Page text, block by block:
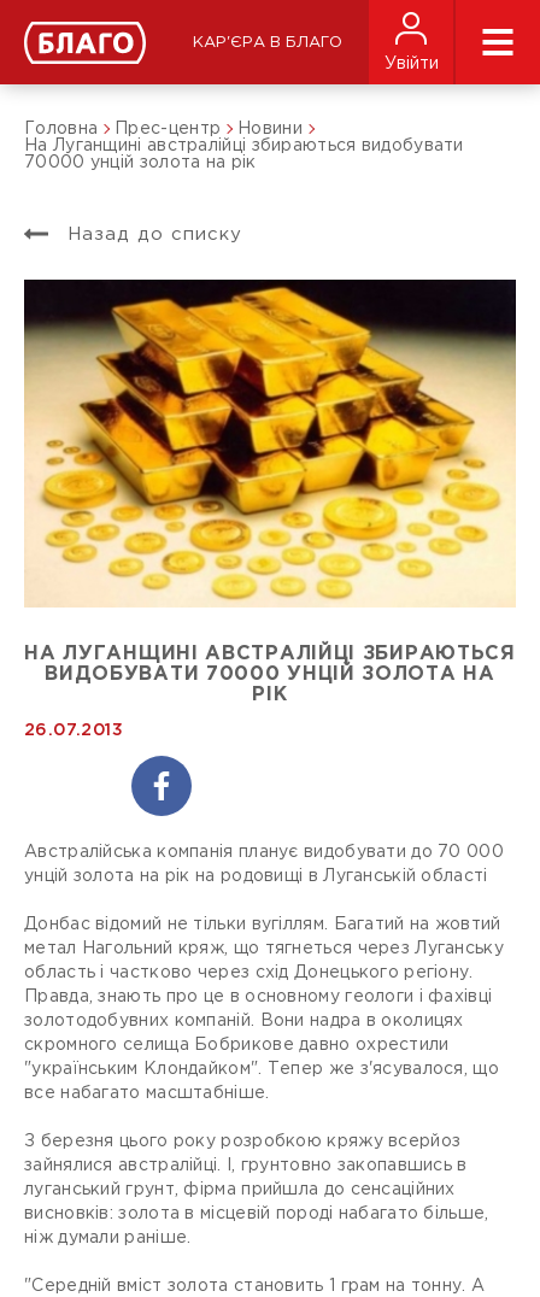
КАР'ЄРА В БЛАГО
Увійти
Головна Прес-центр
Новини
На Луганщині австралійці збираються видобувати
70000 унцій золота на рік
Назад до списку
НА ЛУГАНЩИНІ АВСТРАЛІЙЦІ ЗБИРАЮТЬСЯ
ВИДОБУВАТИ 70000 УНЦІЙ ЗОЛОТА НА
РІК
26.07.2013
Австралійська компанія планує видобувати до 70 000
унцій золота на рік на родовищі в Луганській області
Донбас відомий не тільки вугіллям. Багатий на жовтий
метал Нагольний кряж, що тягнеться через Луганську
область і частково через схід Донецького регіону.
Правда, знають про це в основному геологи і фахівці
золотодобувних компаній. Вони надра в околицях
скромного селища Бобрикове давно охрестили
"українським Клондайком". Тепер же з'ясувалося, що
все набагато масштабніше.
З березня цього року розробкою кряжу всерйоз
зайнялися австралійці. І, грунтовно закопавшись в
луганський грунт, фірма прийшла до сенсаційних
висновків: золота в місцевій породі набагато більше,
ніж думали раніше.
"Середній вміст золота становить 1 грам на тонну. А